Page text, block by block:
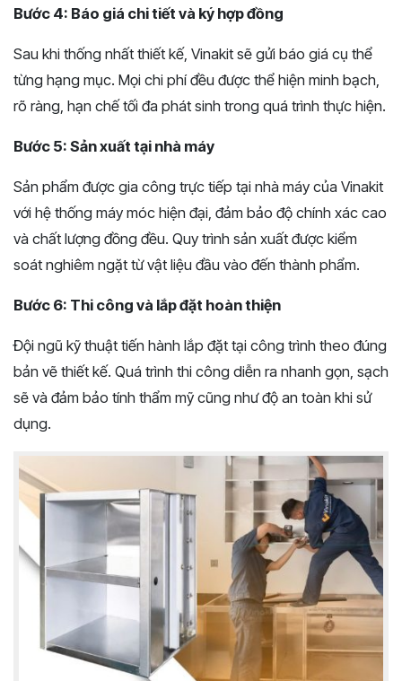
Bước 4: Báo giá chi tiết và ký hợp đồng
Sau khi thống nhất thiết kế, Vinakit sẽ gửi báo giá cụ thể
từng hạng mục. Mọi chi phí đều được thể hiện minh bạch,
rõ ràng, hạn chế tối đa phát sinh trong quá trình thực hiện.
Bước 5: Sản xuất tại nhà máy
Sản phẩm được gia công trực tiếp tại nhà máy của Vinakit
với hệ thống máy móc hiện đại, đảm bảo độ chính xác cao
và chất lượng đồng đều. Quy trình sản xuất được kiểm
soát nghiêm ngặt từ vật liệu đầu vào đến thành phẩm.
Bước 6: Thi công và lắp đặt hoàn thiện
Đội ngũ kỹ thuật tiến hành lắp đặt tại công trình theo đúng
bản vẽ thiết kế. Quá trình thi công diễn ra nhanh gọn, sạch
sẽ và đảm bảo tính thẩm mỹ cũng như độ an toàn khi sử
dụng.